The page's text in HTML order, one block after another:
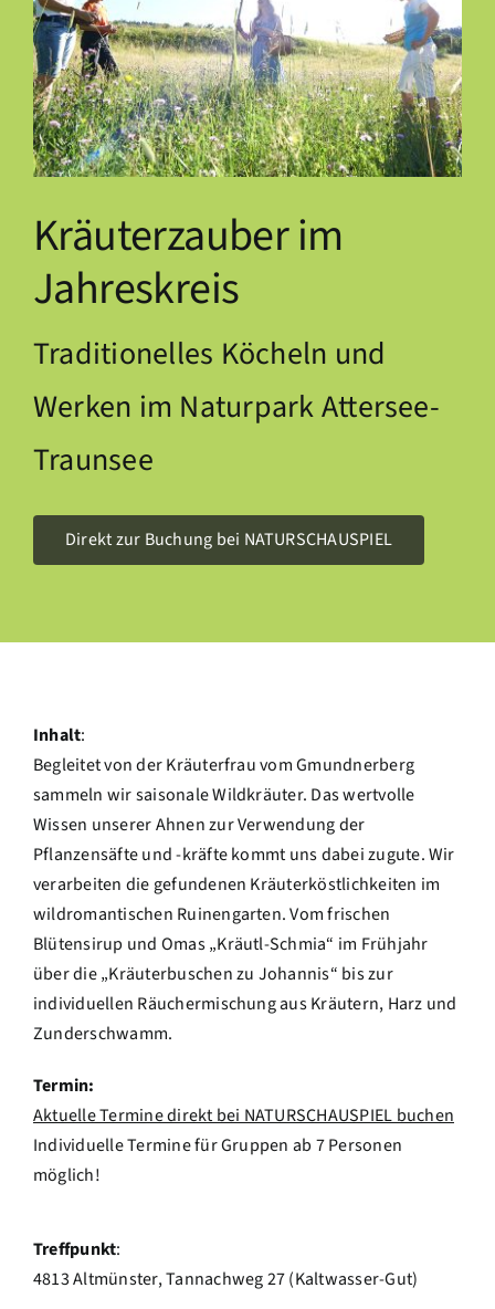
Kräuterzauber im
Jahreskreis
Traditionelles Köcheln und
Werken im Naturpark Attersee-
Traunsee
Direkt zur Buchung bei NATURSCHAUSPIEL
Inhalt:
Begleitet von der Kräuterfrau vom Gmundnerberg
sammeln wir saisonale Wildkräuter. Das wertvolle
Wissen unserer Ahnen zur Verwendung der
Pflanzensäfte und -kräfte kommt uns dabei zugute. Wir
verarbeiten die gefundenen Kräuterköstlichkeiten im
wildromantischen Ruinengarten. Vom frischen
Blütensirup und Omas „Kräutl-Schmia“ im Frühjahr
über die „Kräuterbuschen zu Johannis“ bis zur
individuellen Räuchermischung aus Kräutern, Harz und
Zunderschwamm.
Termin:
Aktuelle Termine direkt bei NATURSCHAUSPIEL buchen
Individuelle Termine für Gruppen ab 7 Personen
möglich!
Treffpunkt:
4813 Altmünster, Tannachweg 27 (Kaltwasser-Gut)